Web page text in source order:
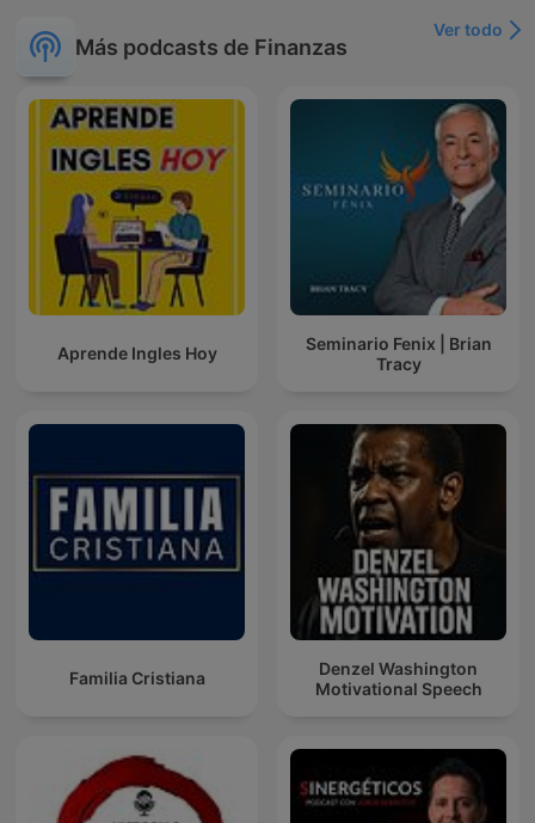
Más podcasts de Finanzas
Ver todo
Aprende Ingles Hoy
Seminario Fenix | Brian
Tracy
Familia Cristiana
Denzel Washington
Motivational Speech